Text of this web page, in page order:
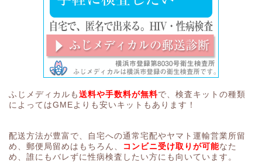
ふじメディカルも 送料や手数料が無料で、検査キットの種類
によってはGMEよりも安いキットもあります！
配送方法が豊富で、自宅への通常宅配やヤマト運輸営業所留
め、郵便局留めはもちろん、
コンビニ受け取りが可能なた
め、誰にもバレずに性病検査したい方にも向いています。